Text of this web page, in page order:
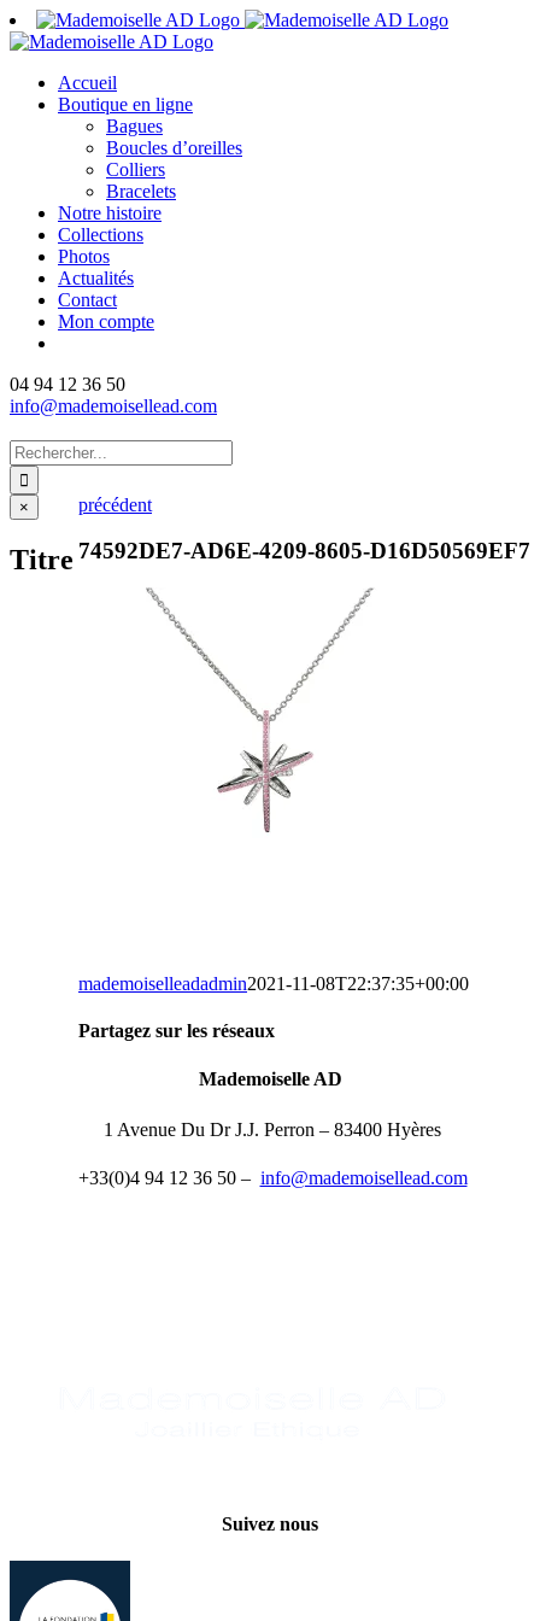
Passer
au
Accueil
Boutique en ligne
Bagues
Boucles d’oreilles
Colliers
Bracelets
Notre histoire
Collections
Photos
Actualités
Contact
Mon compte
04 94 12 36 50
info@mademoisellead.com
Rechercher:
précédent
74592DE7-AD6E-4209-8605-D16D50569EF7
mademoiselleadadmin2021-11-08T22:37:35+00:00
Partagez sur les réseaux
Fermer
la
rapide
×
Titre
Mademoiselle AD
1 Avenue Du Dr J.J. Perron – 83400 Hyères
+33(0)4 94 12 36 50 – info@mademoisellead.com
Suivez nous